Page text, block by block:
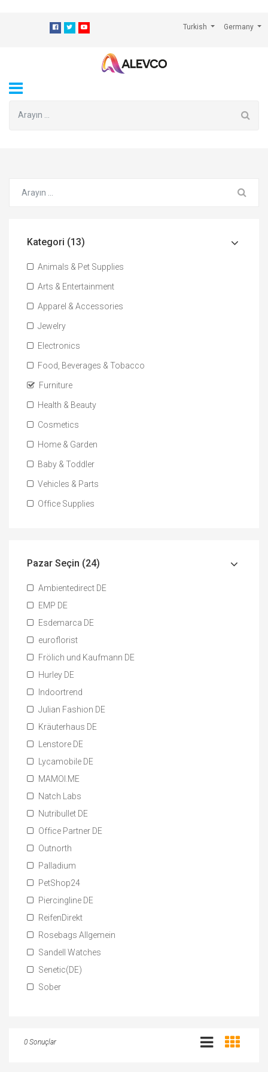
Turkish Germany
Kategori (13)
Animals & Pet Supplies
Arts & Entertainment
Apparel & Accessories
Jewelry
Electronics
Food, Beverages & Tobacco
Furniture
Health & Beauty
Cosmetics
Home & Garden
Baby & Toddler
Vehicles & Parts
Office Supplies
Pazar Seçin (24)
Ambientedirect DE
EMP DE
Esdemarca DE
euroflorist
Frölich und Kaufmann DE
Hurley DE
Indoortrend
Julian Fashion DE
Kräuterhaus DE
Lenstore DE
Lycamobile DE
MAMOI.ME
Natch Labs
Nutribullet DE
Office Partner DE
Outnorth
Palladium
PetShop24
Piercingline DE
ReifenDirekt
Rosebags Allgemein
Sandell Watches
Senetic(DE)
Sober
0 Sonuçlar